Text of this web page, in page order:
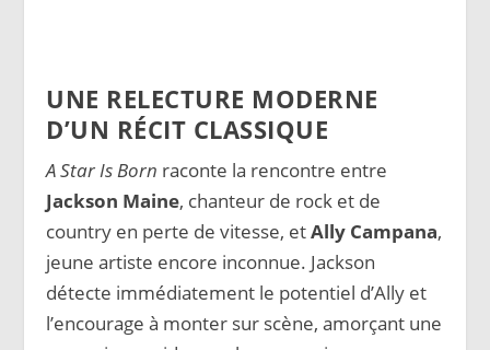
UNE RELECTURE MODERNE
D’UN RÉCIT CLASSIQUE
A Star Is Born raconte la rencontre entre
Jackson Maine, chanteur de rock et de
country en perte de vitesse, etAlly Campana,
jeune artiste encore inconnue. Jackson
détecte immédiatement le potentiel d’Ally et
l’encourage à monter sur scène, amorçant une